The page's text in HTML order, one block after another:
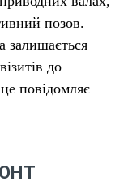
позов.
залишається
до
повідомляє